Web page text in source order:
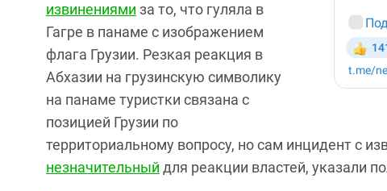
извинениями за то, что гуляла в
Гагре в панаме с изображением
флага Грузии. Резкая реакция в
Абхазии на грузинскую символику
на панаме туристки связана с
позицией Грузии по
территориальному вопросу, но сам инцидент с
незначительный для реакции властей, указали